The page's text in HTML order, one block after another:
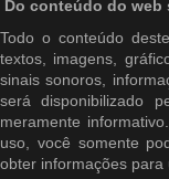
Do conteúdo do web
Todo o conteúdo
textos, imagens,
sinais sonoros,
será disponibilizado
meramente
uso, você somente
obter informações para